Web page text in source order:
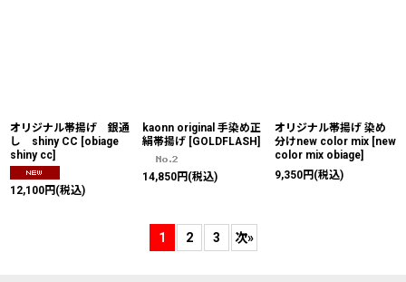
オリジナル帯揚げ 銀通
し shiny CC [obiage
shiny cc]
12,100円 (税込)
kaonn original 手染め正
絹帯揚げ [GOLDFLASH]
14,850円 (税込)
オリジナル帯揚げ 染め
分けnew color mix [new
color mix obiage]
9,350円 (税込)
1 2 3 次»